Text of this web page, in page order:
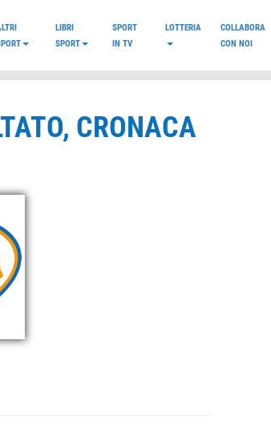
LIBRI
SPORT
SPORT
IN TV
LOTTERIA
COLLABORA
CON NOI
CRONACA